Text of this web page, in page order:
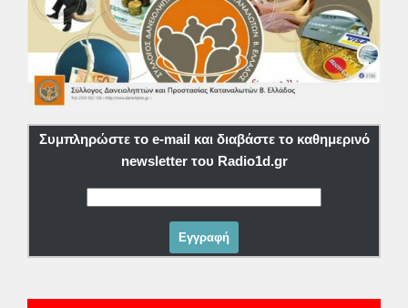
Συμπληρώστε το e-mail και διαβάστε το καθημερινό
newsletter του Radio1d.gr